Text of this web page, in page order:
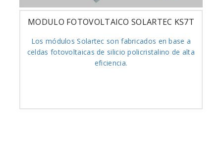
MODULO FOTOVOLTAICO SOLARTEC KS7T
Los módulos Solartec son fabricados en base a
celdas fotovoltaicas de silicio policristalino de alta
eficiencia.